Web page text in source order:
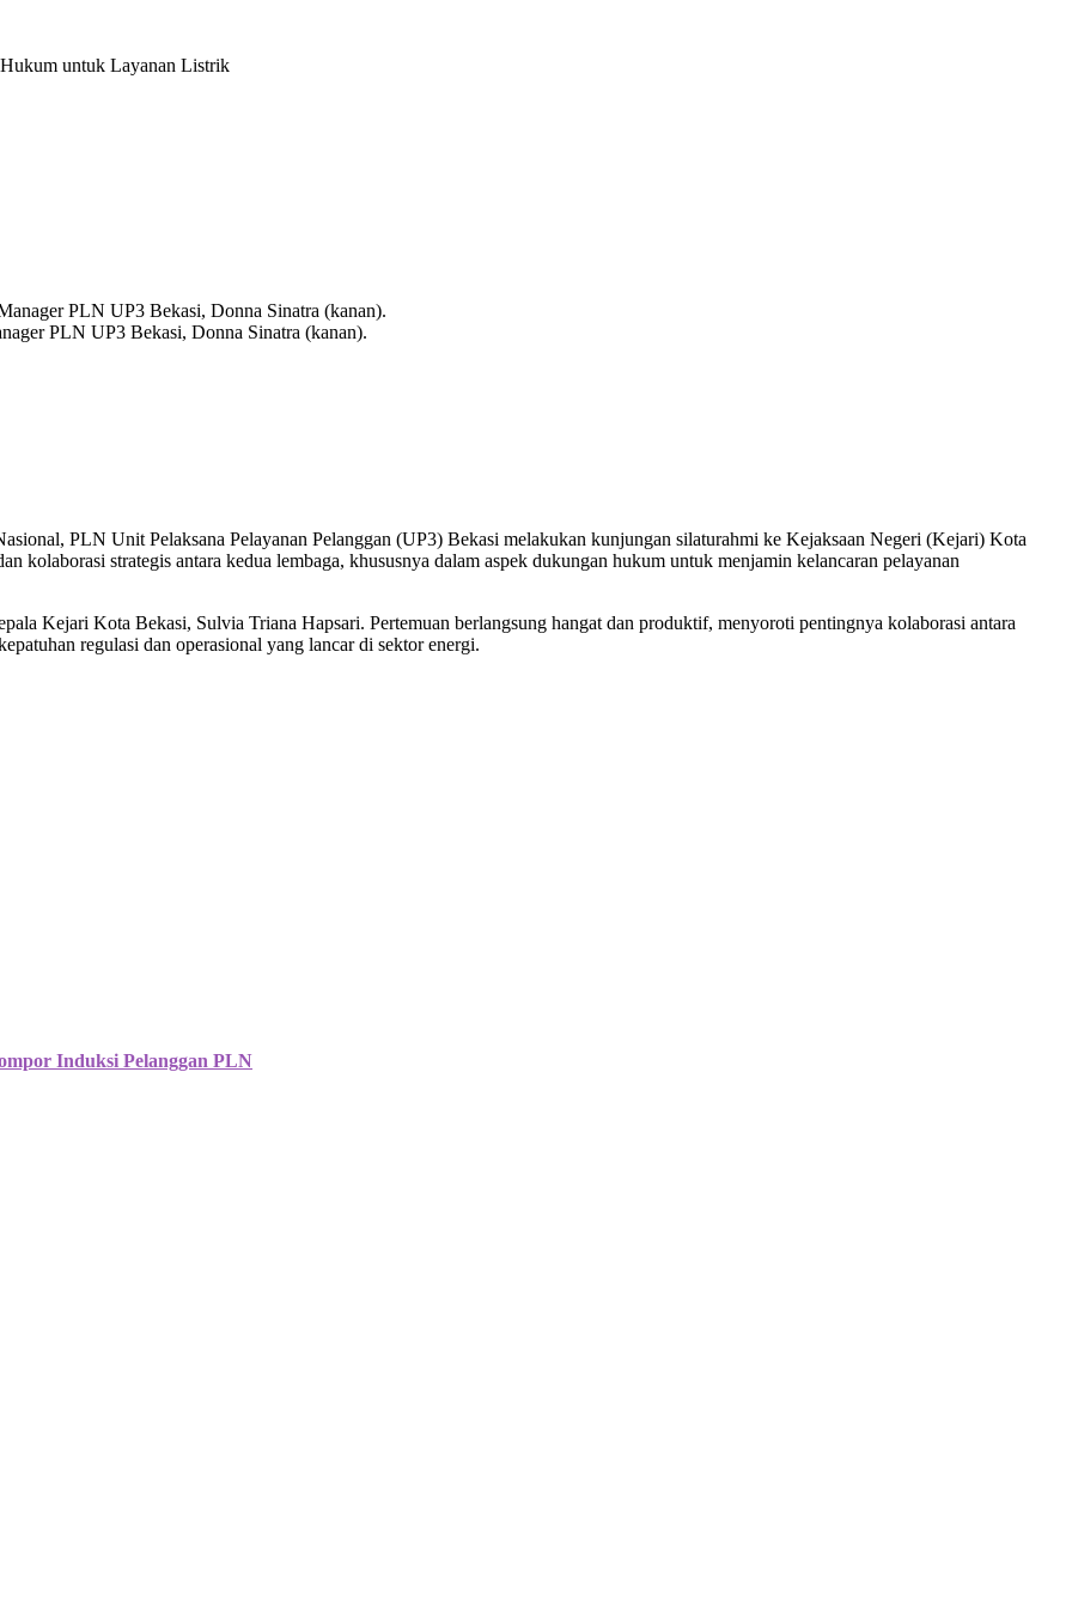
untuk Layanan Listrik
PLN UP3 Bekasi, Donna Sinatra (kanan).
PLN Unit Pelaksana Pelayanan Pelanggan (UP3) Bekasi melakukan kunjungan silaturahmi ke Kejaksaan Negeri (Kejari) Kota
kolaborasi strategis antara kedua lembaga, khususnya dalam aspek dukungan hukum untuk menjamin kelancaran pelayanan
Kejari Kota Bekasi, Sulvia Triana Hapsari. Pertemuan berlangsung hangat dan produktif, menyoroti pentingnya kolaborasi antara
regulasi dan operasional yang lancar di sektor energi.
Induksi Pelanggan PLN